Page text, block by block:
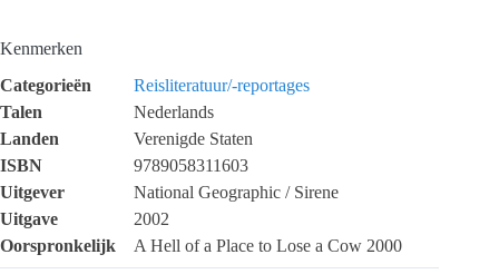
Kenmerken
Categorieën
Reisliteratuur/-reportages
Talen
Nederlands
Landen
Verenigde Staten
ISBN
9789058311603
Uitgever
National Geographic / Sirene
Uitgave
2002
Oorspronkelijk
A Hell of a Place to Lose a Cow 2000